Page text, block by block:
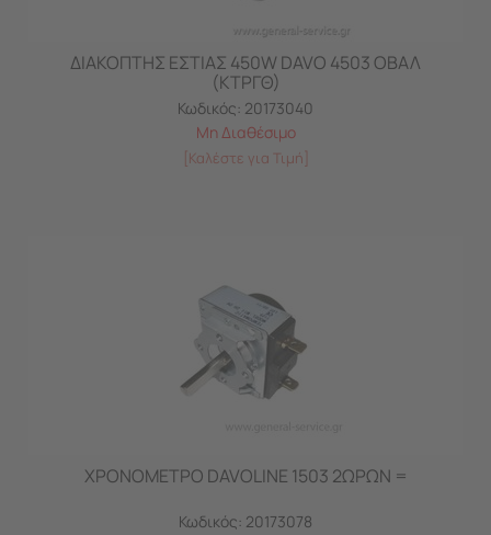
ΔΙΑΚΟΠΤΗΣ ΕΣΤΙΑΣ 450W DAVO 4503 ΟΒΑΛ
(ΚΤΡΓΘ)
Κωδικός: 20173040
Μη Διαθέσιμο
[Καλέστε για Τιμή]
ΧΡΟΝΟΜΕΤΡΟ DAVOLINE 1503 2ΩΡΩΝ =
Κωδικός: 20173078